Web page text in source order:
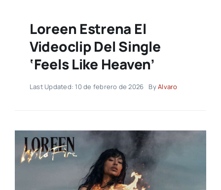
Loreen Estrena El
Videoclip Del Single
‘Feels Like Heaven’
Last Updated: 10 de febrero de 2026 ByAlvaro